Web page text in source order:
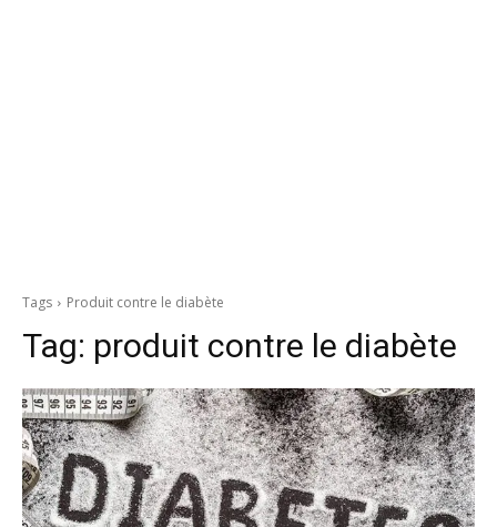
Tags Produit contre le diabète
Tag: produit contre le diabète